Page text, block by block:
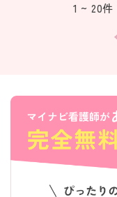
該当件数
1 ~ 20